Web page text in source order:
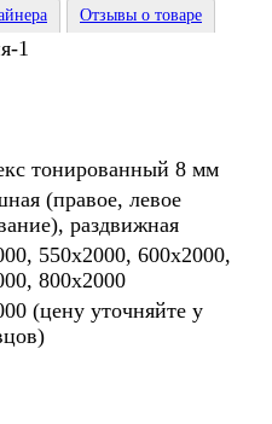
Отзывы о товаре
1
тонированный 8 мм
(правое, левое
раздвижная
550х2000, 600х2000,
800х2000
(цену уточняйте у